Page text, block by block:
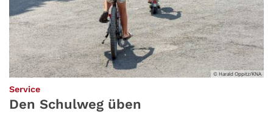
© Harald Oppitz/KNA
Service:
Den Schulweg üben